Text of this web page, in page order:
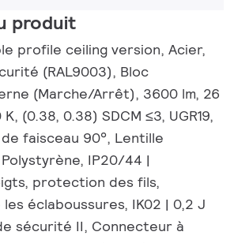
produit
profile ceiling version, Acier,
(RAL9003), Bloc
(Marche/Arrêt), 3600 lm, 26
(0.38, 0.38) SDCM ≤3, UGR19,
faisceau 90°, Lentille
IP20/44 |
protection des fils,
éclaboussures, IK02 | 0,2 J
sécurité II, Connecteur à